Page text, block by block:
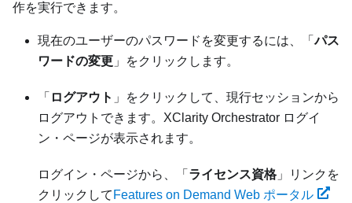
作を実行できます。
現在のユーザーのパスワードを変更するには、「パス
ワードの変更 」をクリックします。
「 ログアウト 」をクリックして、現行セッションから
ログアウトできます。 XClarity Orchestrator ログイ
ン・ページが表示されます。
ログイン・ページから、「 ライセンス資格」リンクを
クリックして Features on Demand Web ポータル